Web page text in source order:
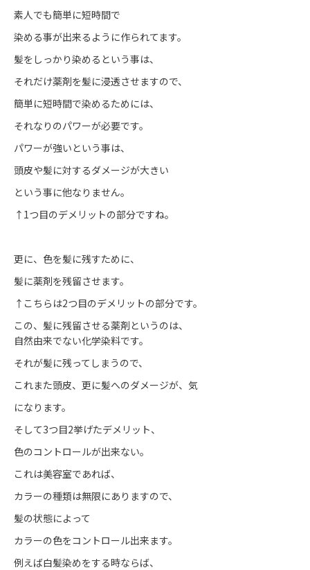
素人でも簡単に短時間で
染める事が出来るように作られてます。
髪をしっかり染めるという事は、
それだけ薬剤を髪に浸透させますので、
簡単に短時間で染めるためには、
それなりのパワーが必要です。
パワーが強いという事は、
頭皮や髪に対するダメージが大きい
という事に他なりません。
↑1つ目のデメリットの部分ですね。
更に、色を髪に残すために、
髪に薬剤を残留させます。
↑こちらは2つ目のデメリットの部分です。
この、髪に残留させる薬剤というのは、
自然由来でない化学染料です。
それが髪に残ってしまうので、
これまた頭皮、更に髪へのダメージが、気
になります。
そして3つ目2挙げたデメリット、
色のコントロールが出来ない。
これは美容室であれば、
カラーの種類は無限にありますので、
髪の状態によって
カラーの色をコントロール出来ます。
例えば白髪染めをする時ならば、